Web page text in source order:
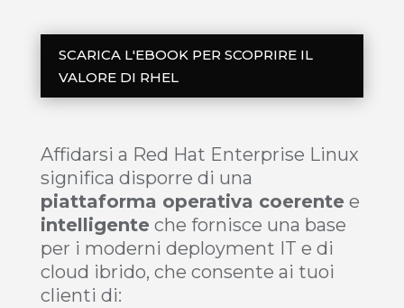
SCARICA L'EBOOK PER SCOPRIRE IL
VALORE DI RHEL
Affidarsi a Red Hat Enterprise Linux
significa disporre di una
piattaforma operativa coerente e
intelligente che fornisce una base
per i moderni deployment IT e di
cloud ibrido, che consente ai tuoi
clienti di: